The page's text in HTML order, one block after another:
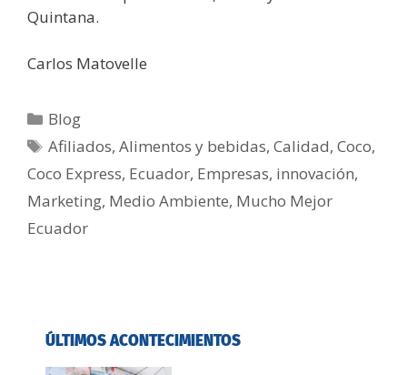
Quintana.
Carlos Matovelle
Blog
Afiliados,Alimentos y bebidas,Calidad,Coco,
Coco Express, Ecuador, Empresas, innovación,
Marketing, Medio Ambiente, Mucho Mejor
Ecuador
ÚLTIMOS ACONTECIMIENTOS